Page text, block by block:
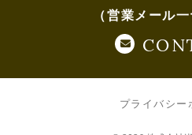
（営業メール
プライバシー